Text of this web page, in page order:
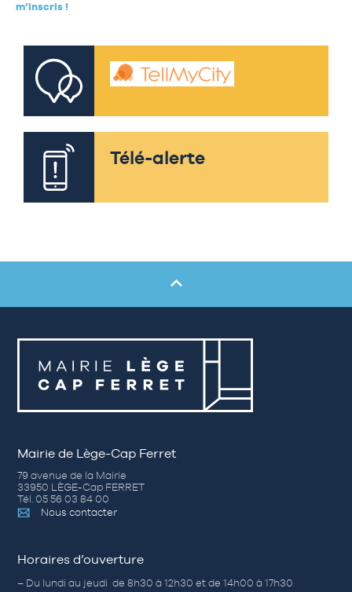
m’inscris !
Télé-alerte
Mairie de Lège-Cap Ferret
79 avenue de la Mairie
33950 LÈGE-Cap FERRET
Tél. 05 56 03 84 00
Nous contacter
Horaires d’ouverture
– Du lundi au jeudi de 8h30 à 12h30 et de 14h00 à 17h30